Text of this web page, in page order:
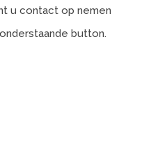
u contact op nemen
button.